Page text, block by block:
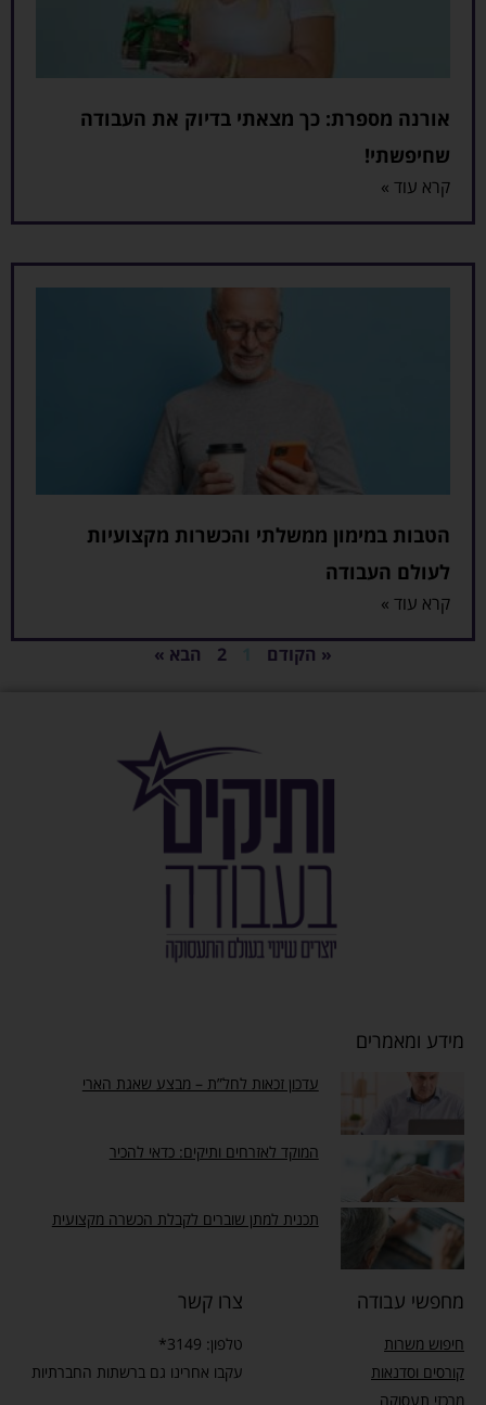
אורנה מספרת: כך מצאתי בדיוק את העבודה
שחיפשתי!
קרא עוד »
הטבות במימון ממשלתי והכשרות מקצועיות
לעולם העבודה
קרא עוד »
« הקודם 2 הבא »
מידע ומאמרים
עדכון זכאות לחל”ת – מבצע שאגת הארי
המוקד לאזרחים ותיקים: כדאי להכיר
תכנית למתן שוברים לקבלת הכשרה מקצועית
מחפשי עבודה
חיפוש משרות
קורסים וסדנאות
מרכזי תעסוקה
צרו קשר
טלפון: 3149*
עקבו אחרינו גם ברשתות החברתיות